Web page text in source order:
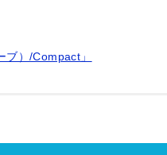
）/Compact」